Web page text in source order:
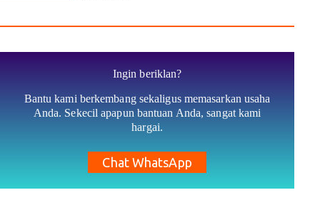
Ingin beriklan?
Bantu kami berkembang sekaligus memasarkan usaha
Anda. Sekecil apapun bantuan Anda, sangat kami
hargai.
Chat WhatsApp